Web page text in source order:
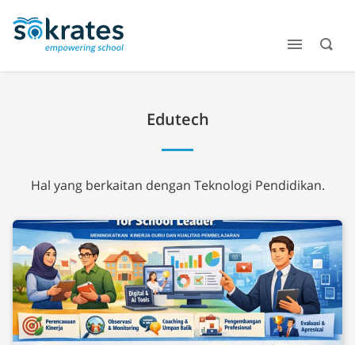
Edutech
Hal yang berkaitan dengan Teknologi Pendidikan.